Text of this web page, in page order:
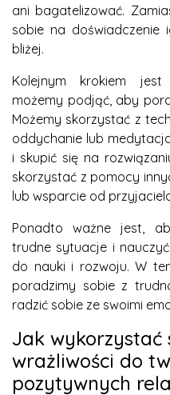
ani bagatelizować.
sobie na doświadczenie
bliżej.
Kolejnym krokiem jest
możemy podjąć, aby
Możemy skorzystać z
oddychanie lub
i skupić się na
skorzystać z pomocy
lub wsparcie od
Ponadto ważne jest,
trudne sytuacje i
do nauki i rozwoju. W
poradzimy sobie z
radzić sobie ze swoimi
Jak wykorzystać
wrażliwości do
pozytywnych